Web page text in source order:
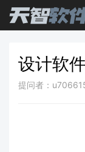
设计软
提问者：